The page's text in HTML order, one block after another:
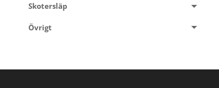
Skotersläp
Övrigt